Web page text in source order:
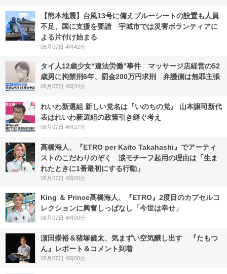
【熊本地震】台風13号に備えブルーシートの設置も人員
不足、国に支援を要請 宇城市では災害ボランティアに
よる片付け始まる
08月07日 4時42分
タイ人12歳少女“違法労働”事件 マッサージ店経営の52
歳男に拘禁刑6年、罰金200万円求刑 弁護側は無罪主張
08月07日 4時34分
れいわ新選組 新しい党名は『いのちの党』 山本譲司新代
表はれいわ新選組の政策引き継ぐ考え
08月07日 4時27分
髙橋海人、『ETRO per Kaito Takahashi』でアーティ
ストのこだわりのぞく 涙モチーフ起用の理由は「生ま
れたときに1番最初にする行動」
08月07日 4時00分
King ＆ Prince髙橋海人、『ETRO』2度目のカプセルコ
レクションに興奮しっぱなし「今世は幸せ」
08月07日 4時00分
濵田崇裕＆猪塚健太、気まずい空気醸し出す 『たもつ
ん』レポート＆コメント到着
08月07日 4時00分